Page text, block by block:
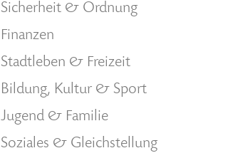
Sicherheit & Ordnung
Finanzen
Stadtleben & Freizeit
Bildung, Kultur & Sport
Jugend & Familie
Soziales & Gleichstellung